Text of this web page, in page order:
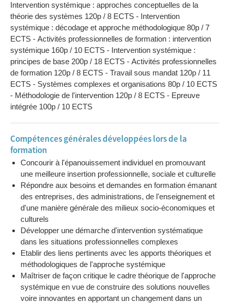
Intervention systémique : approches conceptuelles de la
théorie des systèmes 120p / 8 ECTS - Intervention
systémique : décodage et approche méthodologique 80p / 7
ECTS - Activités professionnelles de formation : intervention
systémique 160p / 10 ECTS - Intervention systémique :
principes de base 200p / 18 ECTS - Activités professionnelles
de formation 120p / 8 ECTS - Travail sous mandat 120p / 11
ECTS - Systèmes complexes et organisations 80p / 10 ECTS
- Méthodologie de l'intervention 120p / 8 ECTS - Epreuve
intégrée 100p / 10 ECTS
Compétences générales développées lors de la
formation
Concourir à l'épanouissement individuel en promouvant
une meilleure insertion professionnelle, sociale et culturelle
Répondre aux besoins et demandes en formation émanant
des entreprises, des administrations, de l'enseignement et
d'une manière générale des milieux socio-économiques et
culturels
Développer une démarche d'intervention systématique
dans les situations professionnelles complexes
Etablir des liens pertinents avec les apports théoriques et
méthodologiques de l'approche systémique
Maîtriser de façon critique le cadre théorique de l'approche
systémique en vue de construire des solutions nouvelles
voire innovantes en apportant un changement dans un